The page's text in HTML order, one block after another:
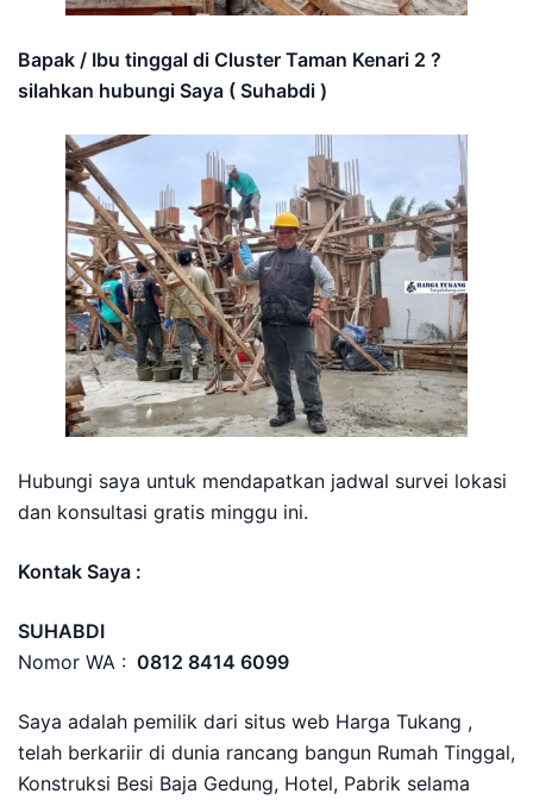
Bapak / Ibu tinggal di Cluster Taman Kenari 2 ?
silahkan hubungi Saya ( Suhabdi )
Hubungi saya untuk mendapatkan jadwal survei lokasi
dan konsultasi gratis minggu ini.
Kontak Saya :
SUHABDI
Nomor WA : 0812 8414 6099
Saya adalah pemilik dari situs web Harga Tukang ,
telah berkariir di dunia rancang bangun Rumah Tinggal,
Konstruksi Besi Baja Gedung, Hotel, Pabrik selama